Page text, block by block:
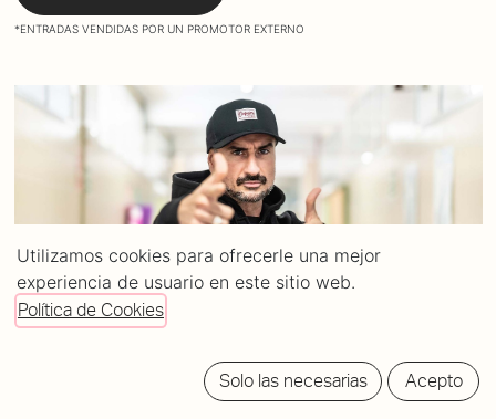
*ENTRADAS VENDIDAS POR UN PROMOTOR EXTERNO
Utilizamos cookies para ofrecerle una mejor
experiencia de usuario en este sitio web.
Política de Cookies
Solo las necesarias Acepto